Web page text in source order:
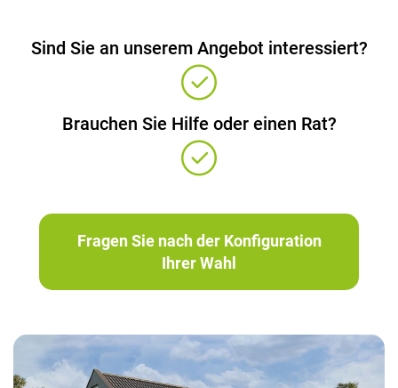
Sind Sie an unserem Angebot interessiert?
Brauchen Sie Hilfe oder einen Rat?
Fragen Sie nach der Konfiguration
Ihrer Wahl